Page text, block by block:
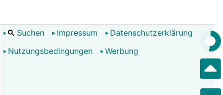
Suchen Impressum
Datenschutzerklärung
Nutzungsbedingungen
Werbung